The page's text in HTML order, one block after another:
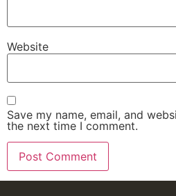
Website
Save my name, email, and
the next time I comment.